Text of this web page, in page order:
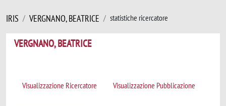
IRIS VERGNANO, BEATRICE statistiche ricercatore
VERGNANO, BEATRICE
Visualizzazione Ricercatore Visualizzazione Pubblicazione